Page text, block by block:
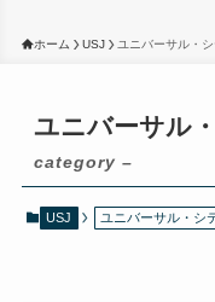
ホーム USJ ユニバーサル・
ユニバーサル
category –
USJ ユニバーサル・シ